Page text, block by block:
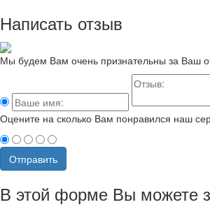
Написать отзыв
Мы будем Вам очень признательны за Ваш
Оцените на сколько Вам понравился наш
Отправить
В этой форме Вы можете